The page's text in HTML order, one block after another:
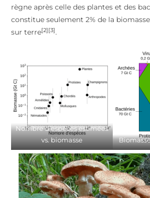
règne après celle des plantes et des
constitue seulement 2% de la
sur terre[2] [3].
Nombre d’espèces estimées
vs. biomasse